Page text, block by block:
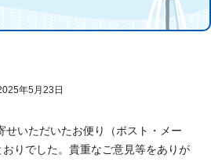
年5月23日
いただいたお便り（ポスト・メー
りでした。貴重なご意見等をありが